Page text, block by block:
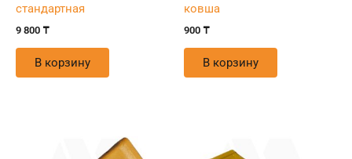
стандартная
9 800 ₸
В корзину
ковша
900 ₸
В корзину